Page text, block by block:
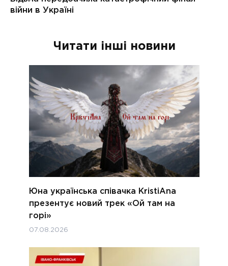
Читати інші новини
Юна українська співачка KristiAna
презентує новий трек «Ой там на
горі»
07.08.2026